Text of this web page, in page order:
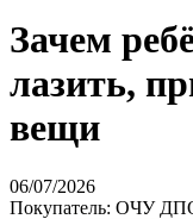
Зачем
лазить,
вещи
06/07/2026
Покупатель: ОЧУ